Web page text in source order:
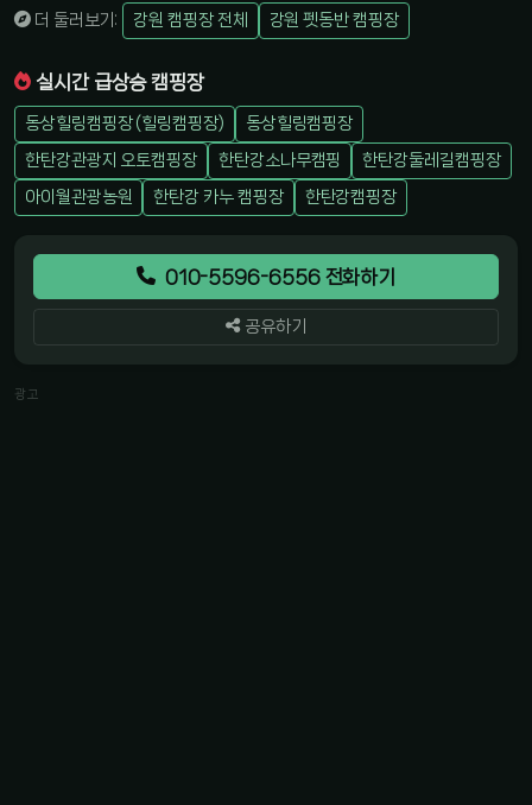
더 둘러보기: 강원 캠핑장 전체 강원 펫동반 캠핑장
실시간 급상승 캠핑장
동상힐링캠핑장 (힐링캠핑장)
동상힐링캠핑장
한탄강관광지 오토캠핑장
한탄강소나무캠핑
한탄강둘레길캠핑장
아이월관광농원
한탄강 카누 캠핑장 한탄강캠핑장
010-5596-6556 전화하기
공유하기
광고